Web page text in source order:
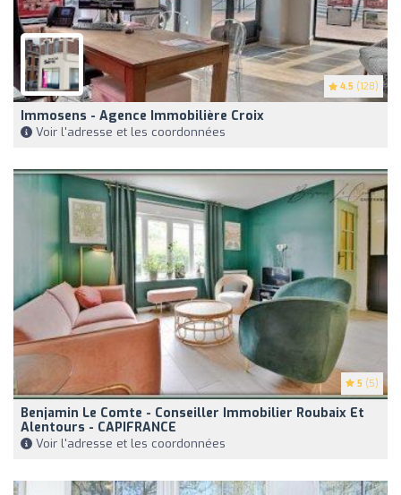
4.5 (128)
Immosens - Agence Immobilière Croix
Voir l'adresse et les coordonnées
5 (5)
Benjamin Le Comte - Conseiller Immobilier Roubaix Et
Alentours - CAPIFRANCE
Voir l'adresse et les coordonnées